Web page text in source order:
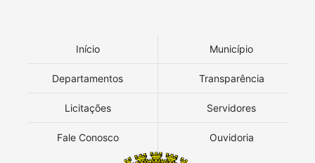
Início Município
Departamentos Transparência
Licitações Servidores
Fale Conosco Ouvidoria